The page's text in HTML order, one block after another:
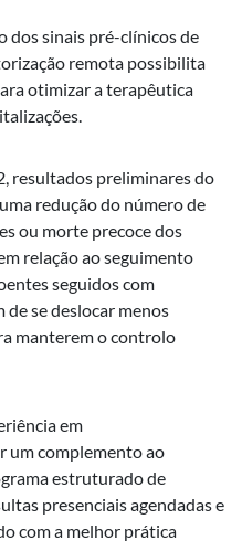
dos sinais pré-clínicos de
remota possibilita
otimizar a terapêutica
resultados preliminares do
redução do número de
ou morte precoce dos
relação ao seguimento
seguidos com
se deslocar menos
manterem o controlo
em
um complemento ao
estruturado de
presenciais agendadas e
com a melhor prática